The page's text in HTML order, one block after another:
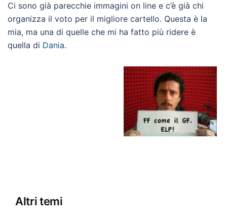
Ci sono già parecchie immagini on line e c’è già chi
organizza il voto per il migliore cartello. Questa è la
mia, ma una di quelle che mi ha fatto più ridere è
quella di Dania.
Altri temi